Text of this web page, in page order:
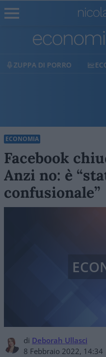
ECONOMIA
ECONOMIA
Facebook
Anzi no: è
confusionale”
di Deborah Ullasci
8 Febbraio 2022, 14:34